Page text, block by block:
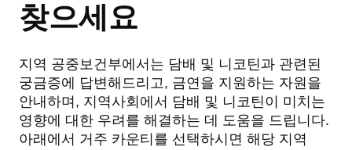
찾으세요
지역 공중보건부에서는 담배 및 니코틴과 관련된
궁금증에 답변해드리고, 금연을 지원하는 자원을
안내하며, 지역사회에서 담배 및 니코틴이 미치는
영향에 대한 우려를 해결하는 데 도움을 드립니다.
아래에서 거주 카운티를 선택하시면 해당 지역